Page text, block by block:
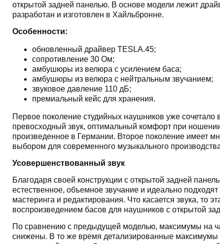
открытой задней панелью. В основе модели лежит
разработан и изготовлен в Хайльбронне.
Особенности:
обновленный драйвер TESLA.45;
сопротивление 30 Ом;
амбушюры из велюра с усилением баса;
амбушюры из велюра с нейтральным звучанием;
звуковое давление 110 дБ;
премиальный кейс для хранения.
Первое поколение студийных наушников уже сочетало
превосходный звук, оптимальный комфорт при
произведенное в Германии. Второе поколение имеет
выбором для современного музыкального
Усовершенствованный звук
Благодаря своей конструкции с открытой задней
естественное, объемное звучание и идеально
мастеринга и редактирования. Что касается звука, то
воспроизведением басов для наушников с открытой
По сравнению с предыдущей моделью, максимумы на
снижены. В то же время детализированные максимумы